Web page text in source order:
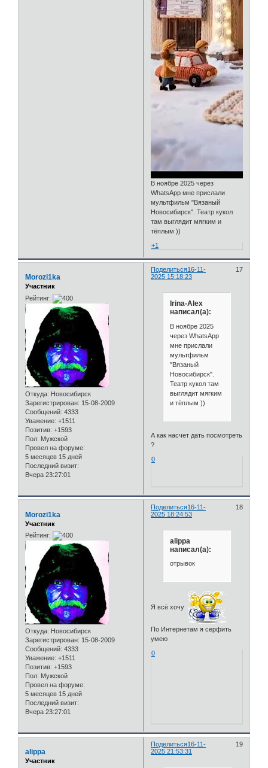
В ноябре 2025 через
WhatsApp мне прислали
мультфильм "Вязаный
Новосибирск". Театр кукол
там выглядит мягким и
тёплым ))
+1
Поделиться 17
16-11-
2025 15:18:23
Morozi1ka
Участник
Рейтинг:
Откуда: Новосибирск
Зарегистрирован: 15-08-2009
Сообщений: 4333
Уважение: +1511
Позитив: +1593
Пол: Мужской
Провел на форуме:
5 месяцев 15 дней
Последний визит:
Вчера 23:27:01
Irina-Alex
написал(а):
В ноябре 2025
через WhatsApp
мне прислали
мультфильм
"Вязаный
Новосибирск".
Театр кукол там
выглядит мягким
и тёплым ))
А как насчет дать посмотреть
?
0
Поделиться 18
16-11-
2025 18:24:53
Morozi1ka
Участник
Рейтинг:
Откуда: Новосибирск
Зарегистрирован: 15-08-2009
Сообщений: 4333
Уважение: +1511
Позитив: +1593
Пол: Мужской
Провел на форуме:
5 месяцев 15 дней
Последний визит:
Вчера 23:27:01
alippa
написал(а):
отрывок
Я всё хочу
По Интернетам я серфить
умею
0
Поделиться 19
16-11-
2025 21:53:31
alippa
Участник